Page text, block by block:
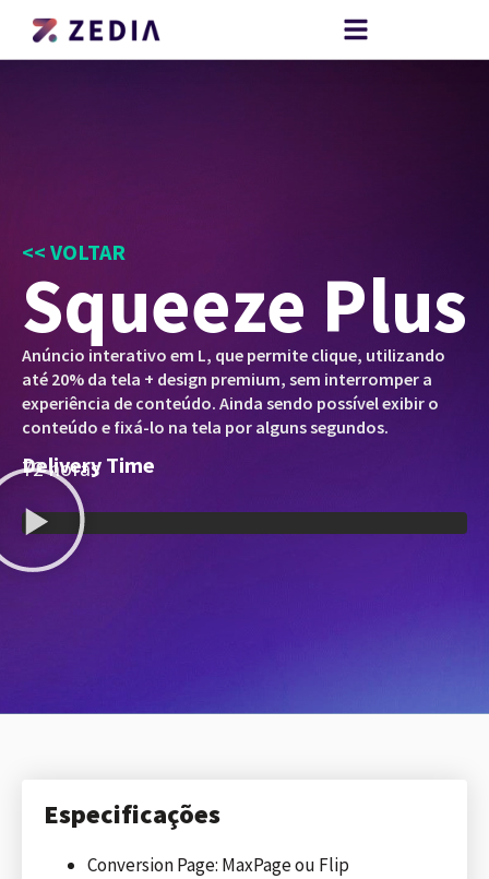
<< VOLTAR
Squeeze Plus
Anúncio interativo em L, que permite clique, utilizando
até 20% da tela + design premium, sem interromper a
experiência de conteúdo. Ainda sendo possível exibir o
conteúdo e fixá-lo na tela por alguns segundos.
Delivery Time
72 horas
Especificações
Conversion Page: MaxPage ou Flip